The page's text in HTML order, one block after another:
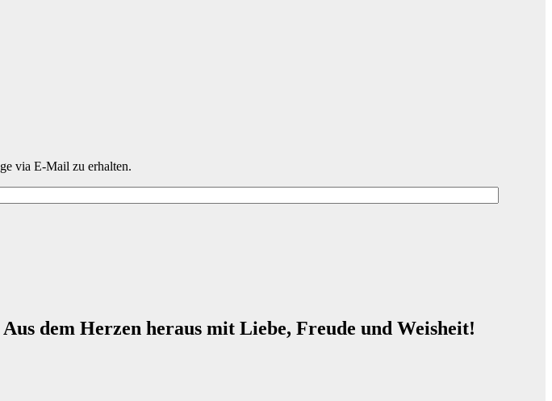
via E-Mail zu erhalten.
dem Herzen heraus mit Liebe, Freude und Weisheit!